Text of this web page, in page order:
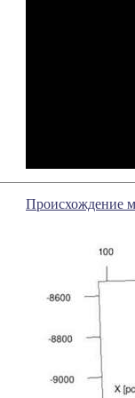
Происхождение